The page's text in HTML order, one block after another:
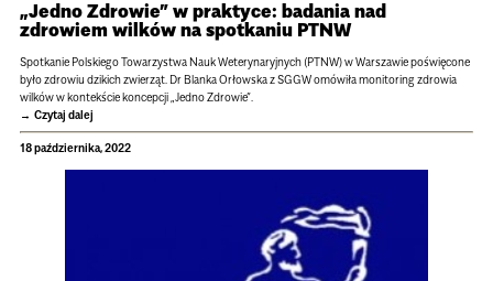
„Jedno Zdrowie” w praktyce: badania nad
zdrowiem wilków na spotkaniu PTNW
Spotkanie Polskiego Towarzystwa Nauk Weterynaryjnych (PTNW) w Warszawie poświęcone
było zdrowiu dzikich zwierząt. Dr Blanka Orłowska z SGGW omówiła monitoring zdrowia
wilków w kontekście koncepcji „Jedno Zdrowie”.
Czytaj dalej
18 października, 2022